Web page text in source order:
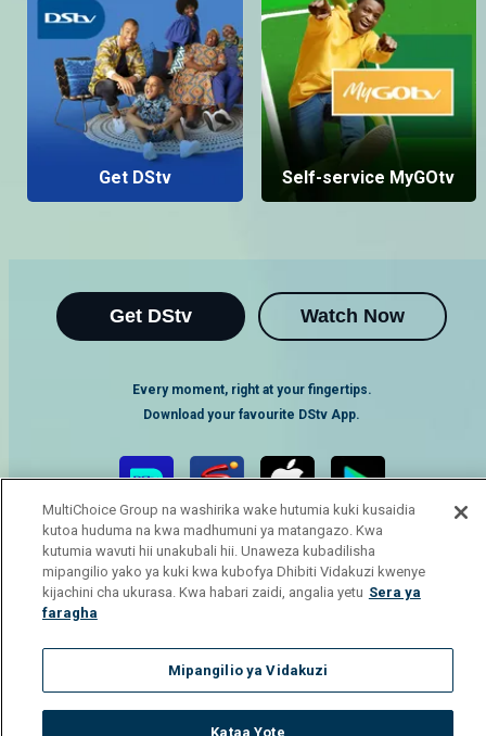
Get DStv Self-service MyGOtv
Get DStv Watch Now
Every moment, right at your fingertips.
Download your favourite DStv App.
MultiChoice Website Terms of Use
Privacy Notice
Responsible Disclosure Policy
Copyright
Manage Cookies
© 2025 MultiChoice Africa Holdings BV. All rights reserved
MultiChoice Group na washirika wake hutumia kuki kusaidia
kutoa huduma na kwa madhumuni ya matangazo. Kwa
kutumia wavuti hii unakubali hii. Unaweza kubadilisha
mipangilio yako ya kuki kwa kubofya Dhibiti Vidakuzi kwenye
kijachini cha ukurasa. Kwa habari zaidi, angalia yetu Sera ya
faragha
Mipangilio ya Vidakuzi
Kataa Yote